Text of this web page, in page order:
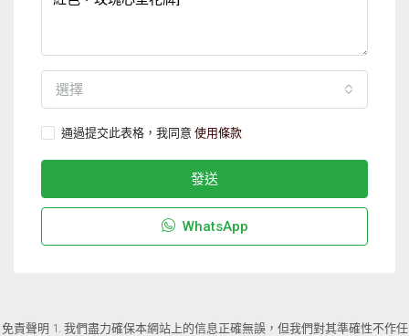
選擇
通過提交此表格，我同意 使用條款
發送
WhatsApp
免責聲明 1. 我們盡力確保本網站上的信息正確無誤，但我們對其準確性不作任